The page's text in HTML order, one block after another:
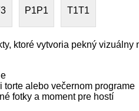
P1P1 T1T1
ktoré vytvoria pekný
torte alebo večernom programe
fotky a moment pre hostí